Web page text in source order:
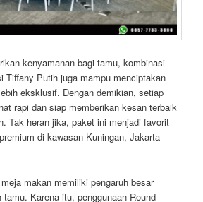
kenyamanan bagi tamu, kombinasi
Tiffany Putih juga mampu menciptakan
eksklusif. Dengan demikian, setiap
rapi dan siap memberikan kesan terbaik
Tak heran jika, paket ini menjadi favorit
di kawasan Kuningan, Jakarta
makan memiliki pengaruh besar
Karena itu, penggunaan Round